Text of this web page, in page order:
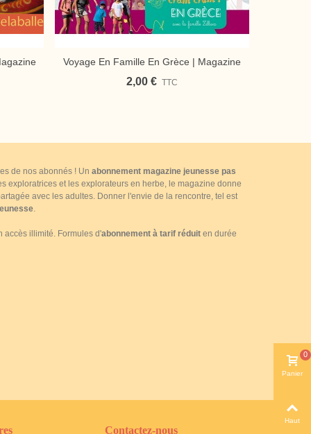
Ajouter Au Panier
Voyage En Famille En Grèce | Magazine
Jeunesse Cram Cram En PDF
2,00 € TTC
de nos abonnés ! Un abonnement magazine jeunesse pas
exploratrices et les explorateurs en herbe, le magazine donne
avec les adultes. Donner l'envie de la rencontre, tel est
.
accès illimité. Formules d'abonnement à tarif réduit en durée
Contactez-nous
Panier
0
Haut